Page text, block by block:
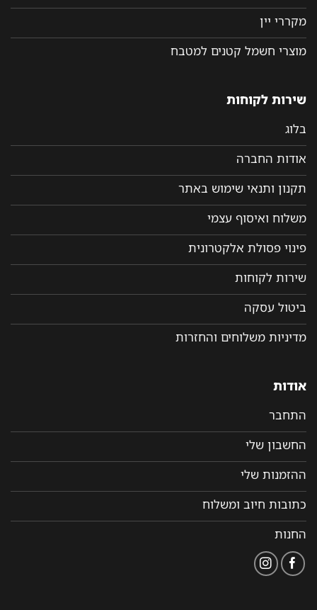
מקררי יין
מוצרי חשמל קטנים למטבח
שירות לקוחות
בלוג
אודות החברה
תקנון ותנאי שימוש באתר
משלוח ואיסוף עצמי
פינוי פסולת אלקטרונית
שירות לקוחות
ביטול עסקה
מדיניות משלוחים והחזרות
אודות
התחבר
החשבון שלי
ההזמנות שלי
כתובות חיוב ומשלוח
החנות